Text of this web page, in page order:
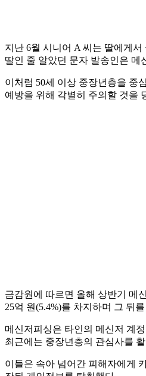
지난 6월 시니어 A 씨는 딸에게
딸인 줄 알았던 문자 발송인은 메
이처럼 50세 이상 중장년층을 중
예방을 위해 각별히 주의할 것을
금감원에 따르면 올해 상반기 메
25억 원(5.4%)를 차지하며 그 뒤
메신저피싱은 타인의 메신저 계
최근에는 중장년층의 관심사를
이들은 속아 넘어간 피해자에게